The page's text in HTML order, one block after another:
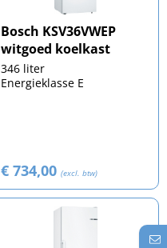
Bosch KSV36VWEP
witgoed koelkast
346 liter
Energieklasse E
€ 734,00 (excl. btw)